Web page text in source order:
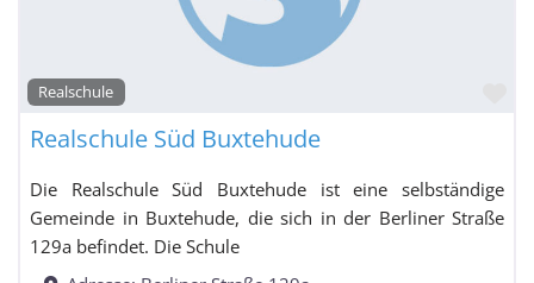
Realschule
Realschule Süd Buxtehude
Die Realschule Süd Buxtehude ist eine selbständige
Gemeinde in Buxtehude, die sich in der Berliner Straße
129a befindet. Die Schule